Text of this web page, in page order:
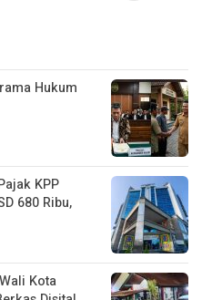
Hukum
KPP
680 Ribu,
Kota